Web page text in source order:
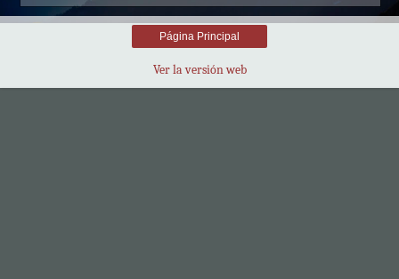
Página Principal
Ver la versión web